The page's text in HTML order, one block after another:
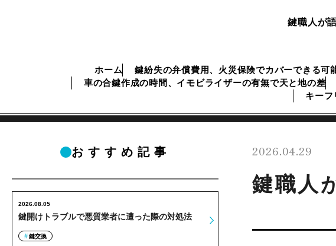
鍵職人が
ホーム 鍵紛失の弁償費用、火災保険でカバーできる可
車の合鍵作成の時間、イモビライザーの有無で天と地の差
キーフ
2026.04.29
鍵職人
おすすめ記事
鍵開けトラブルで悪質業者に遭った際の対処法
2026.08.05
鍵交換